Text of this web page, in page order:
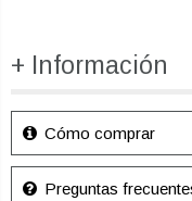
+ Información
Cómo comprar
Preguntas